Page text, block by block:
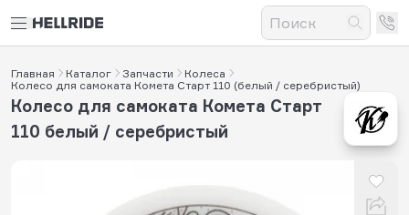
Главная Каталог Запчасти
Колеса
Колесо для самоката Комета Старт 110 (белый / серебристый)
Колесо для самоката Комета Старт
110 белый / серебристый